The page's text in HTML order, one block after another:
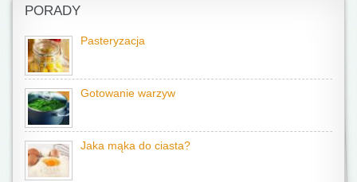
PORADY
Pasteryzacja
Gotowanie warzyw
Jaka mąka do ciasta?